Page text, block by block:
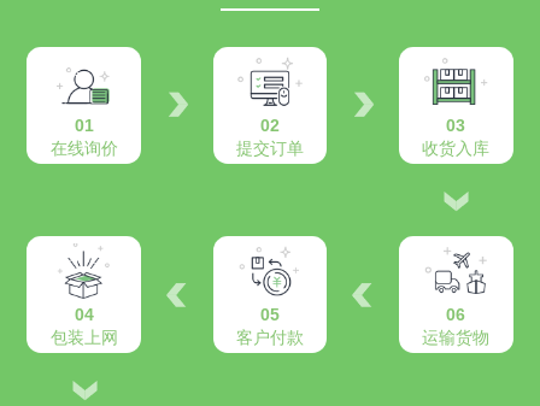
01
在线询价
02
提交订单
03
收货入库
04
包装上网
05
客户付款
06
运输货物